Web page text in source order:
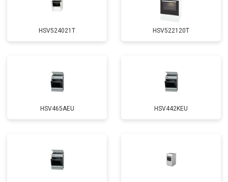
HSV524021T HSV522120T
HSV465AEU HSV442KEU